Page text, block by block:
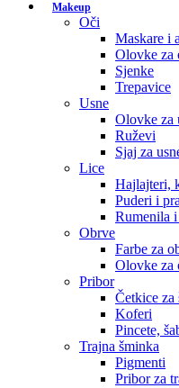
Makeup
Oči
Maskare i
Olovke za
Sjenke
Trepavice
Usne
Olovke za
Ruževi
Sjaj za
Lice
Hajlajteri,
Puderi i
Rumenila
Obrve
Farbe za
Olovke za
Pribor
Četkice za
Koferi
Pincete,
Trajna šminka
Pigmenti
Pribor za